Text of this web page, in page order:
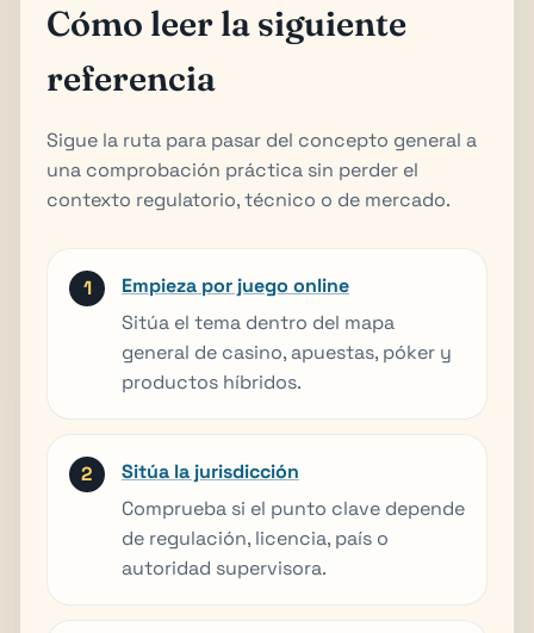
Cómo leer la siguiente
referencia
Sigue la ruta para pasar del concepto general a
una comprobación práctica sin perder el
contexto regulatorio, técnico o de mercado.
Empieza por juego online
Sitúa el tema dentro del mapa
general de casino, apuestas, póker y
productos híbridos.
Sitúa la jurisdicción
Comprueba si el punto clave depende
de regulación, licencia, país o
autoridad supervisora.